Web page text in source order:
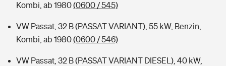
Kombi, ab 1980(0600 / 545)
VW Passat, 32 B (PASSAT VARIANT), 55 kW, Benzin,
Kombi, ab 1980(0600 / 546)
VW Passat, 32 B (PASSAT VARIANT DIESEL), 40 kW,